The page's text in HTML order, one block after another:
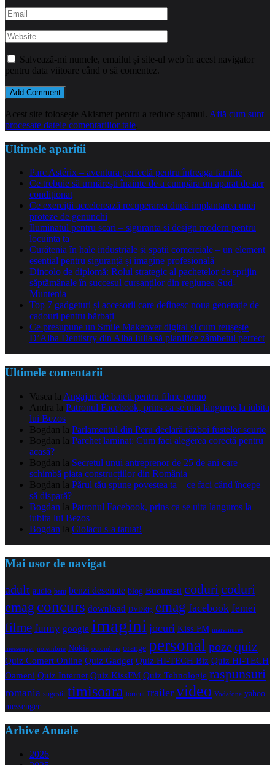
Salvează-mi numele, emailul și site-ul web în acest navigator
pentru data viitoare când o să comentez.
Acest site folosește Akismet pentru a reduce spamul. Află cum sunt
procesate datele comentariilor tale
Ultimele aparitii
Parc Astérix – aventura perfectă pentru întreaga familie
Ce trebuie să urmărești înainte de a cumpăra un aparat de aer
condiționat
Ce exerciții accelerează recuperarea după implantarea unei
proteze de genunchi
Iluminatul pentru scari – siguranta si design modern pentru
locuinta ta
Curățenia în hale industriale și spații comerciale – un element
esențial pentru siguranță și imagine profesională
Dincolo de diplomă: Rolul strategic al pachetelor de sprijin
săptămânale în succesul cursanților din regiunea Sud-
Muntenia
Top 7 gadgeturi și accesorii care definesc noua generație de
cadouri pentru bărbați
Ce presupune un Smile Makeover digital și cum reușește
D’Alba Dentistry din Alba Iulia să planifice zâmbetul perfect
Ultimele comentarii
Vasea la Angajari de baieti pentru filme porno
Andra la Patronul Facebook, prins ca se uita languros la iubita
lui Bezos
Bogdan la Parlamentul din Peru declară război fustelor scurte
Bogdan la Parchet laminat: Cum faci alegerea corectă pentru
acasă?
Bogdan la Secretul unui antreprenor de 25 de ani care
schimbă piața construcțiilor din România
Bogdan la Părul tău spune povestea ta – ce faci când începe
să dispară?
Bogdan la Patronul Facebook, prins ca se uita languros la
iubita lui Bezos
Bogdan la Ciolacu s-a tatuat!
Mai usor de navigat
adult audio bani benzi desenate blog Bucuresti coduricoduri
emag concurs download DVDRip emag facebook femei
filme funny google imagini jocuri Kiss FM maramures
messenger noiembrie Nokia octombrie orange personal pozequiz
Quiz Comert Online Quiz Gadget Quiz HI-TECH Biz Quiz HI-TECH
Oameni Quiz Internet Quiz KissFM Quiz Tehnologie raspunsuri
romania sugestii timisoara torrent trailer video Vodafone yahoo
messenger
Arhive Anuale
2026